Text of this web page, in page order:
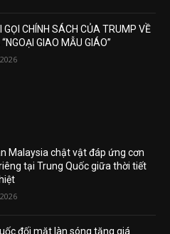
GỌI CHÍNH SÁCH CỦA TRUMP VỀ
“NGOẠI GIAO MẪU GIÁO”
Malaysia chật vật đáp ứng cơn
tại Trung Quốc giữa thời tiết
đối mặt làn sóng tăng giá